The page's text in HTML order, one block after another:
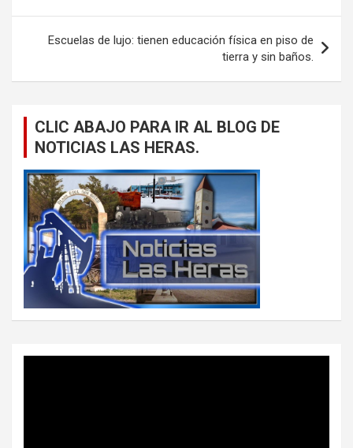
entradas
Escuelas de lujo: tienen educación física en piso de
tierra y sin baños.
CLIC ABAJO PARA IR AL BLOG DE
NOTICIAS LAS HERAS.